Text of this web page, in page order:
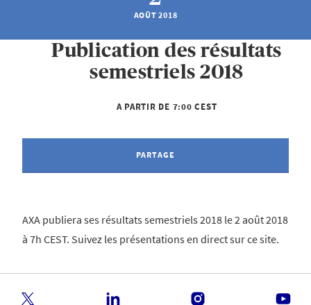
AOÛT 2018
Publication des résultats
semestriels 2018
A PARTIR DE 7:00 CEST
PARTAGE
AXA publiera ses résultats semestriels 2018 le 2 août 2018
à 7h CEST. Suivez les présentations en direct sur ce site.